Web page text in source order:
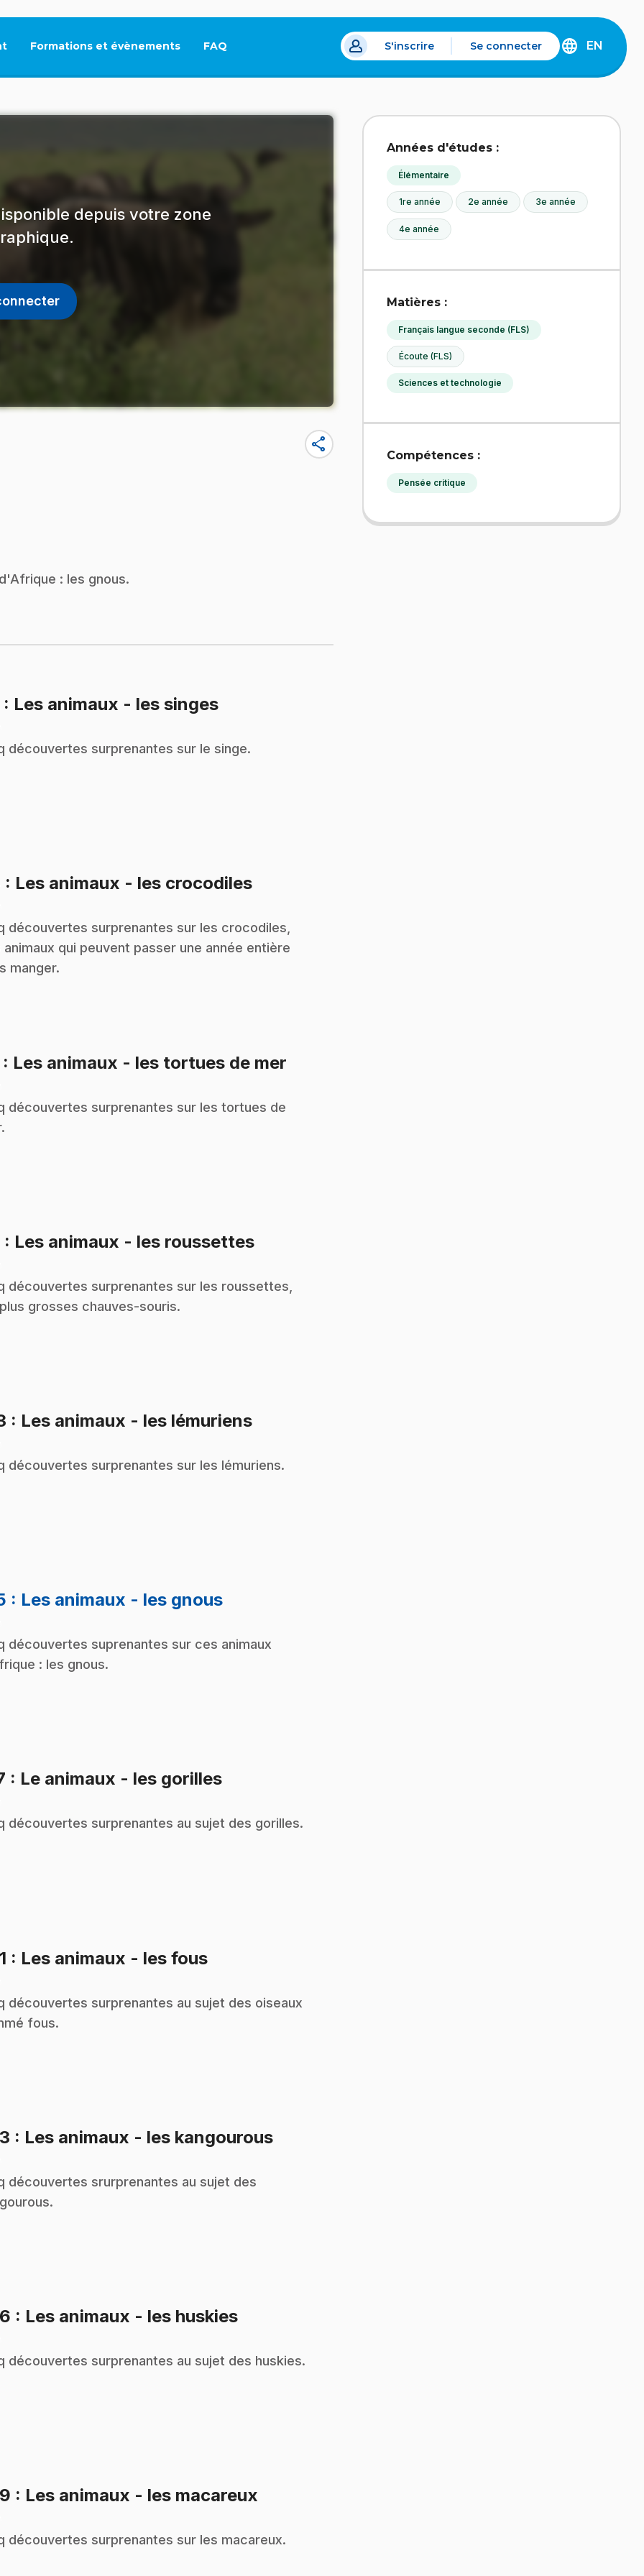
Formations et évènements FAQ
Ce lien s'ouvrira dans un nouvel onglet.
S'inscrire Se connecter
DISCOVER
EN
depuis votre zone
share
: les gnous.
: Les animaux - les singes.
découvertes surprenantes sur le singe.
: Les animaux - les crocodiles.
découvertes surprenantes sur les crocodiles,
animaux qui peuvent passer une année entière
manger.
: Les animaux - les tortues de mer
découvertes surprenantes sur les tortues de
: Les animaux - les roussettes.
découvertes surprenantes sur les roussettes,
grosses chauves-souris.
: Les animaux - les lémuriens.
découvertes surprenantes sur les lémuriens.
: Les animaux - les gnous.
découvertes suprenantes sur ces animaux
: les gnous.
: Le animaux - les gorilles.
découvertes surprenantes au sujet des gorilles.
: Les animaux - les fous.
découvertes surprenantes au sujet des oiseaux
fous.
: Les animaux - les kangourous.
découvertes srurprenantes au sujet des
: Les animaux - les huskies.
découvertes surprenantes au sujet des huskies.
: Les animaux - les macareux
découvertes surprenantes sur les macareux.
Années d'études :
Élémentaire
1re année 2e année 3e année
4e année
Matières :
Français langue seconde (FLS)
Écoute (FLS)
Sciences et technologie
Compétences :
Pensée critique